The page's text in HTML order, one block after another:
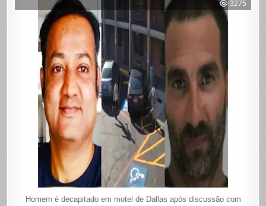
3275
Homem é decapitado em motel de Dallas após discussão com